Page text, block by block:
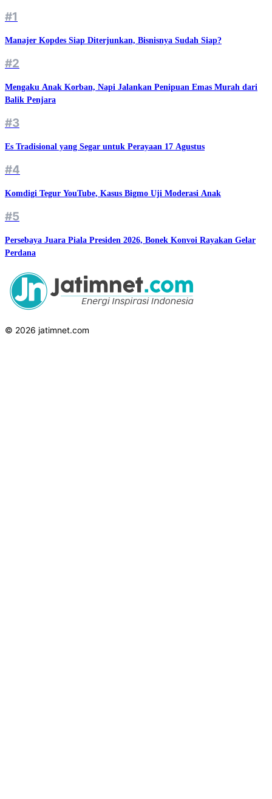
#1
Manajer Kopdes Siap Diterjunkan, Bisnisnya Sudah Siap?
#2
Mengaku Anak Korban, Napi Jalankan Penipuan Emas Murah dari
Balik Penjara
#3
Es Tradisional yang Segar untuk Perayaan 17 Agustus
#4
Komdigi Tegur YouTube, Kasus Bigmo Uji Moderasi Anak
#5
Persebaya Juara Piala Presiden 2026, Bonek Konvoi Rayakan Gelar
Perdana
© 2026 jatimnet.com